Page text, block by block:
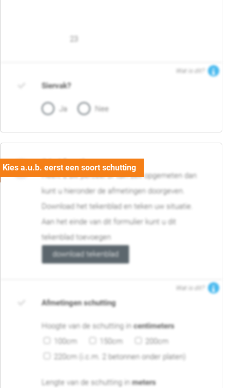
Wat is dit?
Siervak?
Ja Nee
04. Afmetingen
Heeft u uw perceel of tuin zelf opgemeten dan
kunt u hieronder de afmetingen doorgeven.
Download het tekenblad en teken uw situatie.
Aan het einde van dit formulier kunt u dit
tekenblad toevoegen
download tekenblad
Wat is dit?
Afmetingen schutting
Hoogte van de schutting incentimeters
100cm
150cm
200cm
220cm (i.c.m. 2 betonnen onder platen)
Lengte van de schutting inmeters